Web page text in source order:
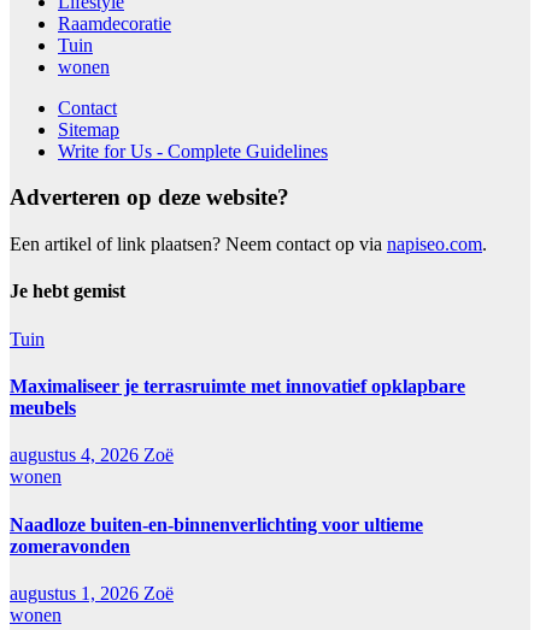
Raamdecoratie
Tuin
wonen
Contact
Sitemap
Write for Us - Complete Guidelines
Adverteren op deze website?
Een artikel of link plaatsen? Neem contact op via napiseo.com.
Je hebt gemist
Tuin
Maximaliseer je terrasruimte met innovatief opklapbare
meubels
augustus 4, 2026 Zoë
wonen
Naadloze buiten-en-binnenverlichting voor ultieme
zomeravonden
augustus 1, 2026 Zoë
wonen